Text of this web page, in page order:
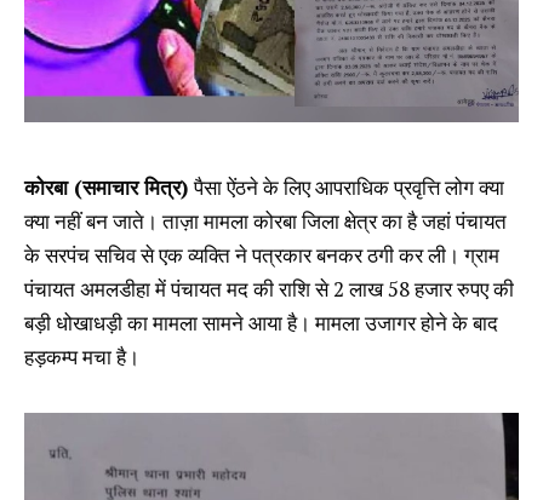
कोरबा (समाचार मित्र)पैसा ऐंठने के लिए आपराधिक प्रवृत्ति लोग क्या
क्या नहीं बन जाते। ताज़ा मामला कोरबा जिला क्षेत्र का है जहां पंचायत
के सरपंच सचिव से एक व्यक्ति ने पत्रकार बनकर ठगी कर ली। ग्राम
पंचायत अमलडीहा में पंचायत मद की राशि से 2 लाख 58 हजार रुपए की
बड़ी धोखाधड़ी का मामला सामने आया है। मामला उजागर होने के बाद
हड़कम्प मचा है।